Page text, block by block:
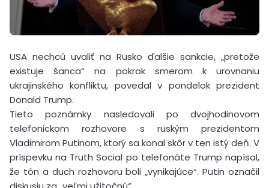
USA nechcú uvaliť na Rusko ďalšie sankcie, „pretože
existuje šanca“ na pokrok smerom k urovnaniu
ukrajinského konfliktu, povedal v pondelok prezident
Donald Trump.
Tieto poznámky nasledovali po dvojhodinovom
telefonickom rozhovore s ruským prezidentom
Vladimirom Putinom, ktorý sa konal skôr v ten istý deň. V
príspevku na Truth Social po telefonáte Trump napísal,
že tón a duch rozhovoru boli „vynikajúce“. Putin označil